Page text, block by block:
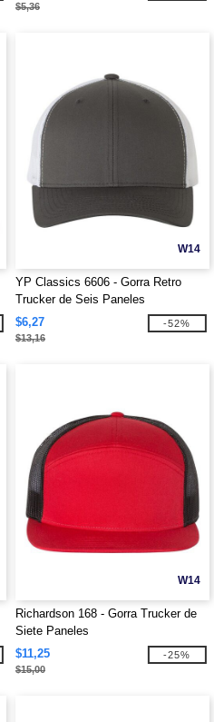
$5,36
W14
YP Classics 6606 - Gorra Retro
Trucker de Seis Paneles
$6,27
$13,16
-52%
W14
Richardson 168 - Gorra Trucker de
Siete Paneles
$11,25
$15,00
-25%